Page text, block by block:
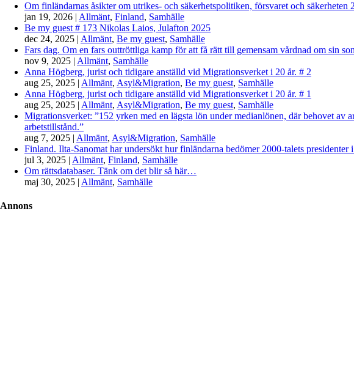
Om finländarnas åsikter om utrikes- och säkerhetspolitiken, försvaret och säkerheten
jan 19, 2026 | Allmänt, Finland, Samhälle
Be my guest # 173 Nikolas Laios, Julafton 2025
dec 24, 2025 | Allmänt, Be my guest, Samhälle
Fars dag. Om en fars outtröttliga kamp för att få rätt till gemensam vårdnad om sin
nov 9, 2025 | Allmänt, Samhälle
Anna Högberg, jurist och tidigare anställd vid Migrationsverket i 20 år. # 2
aug 25, 2025 | Allmänt, Asyl&Migration, Be my guest, Samhälle
Anna Högberg, jurist och tidigare anställd vid Migrationsverket i 20 år. # 1
aug 25, 2025 | Allmänt, Asyl&Migration, Be my guest, Samhälle
Migrationsverket: ”152 yrken med en lägsta lön under medianlönen, där behovet
arbetstillstånd.”
aug 7, 2025 | Allmänt, Asyl&Migration, Samhälle
Finland. Ilta-Sanomat har undersökt hur finländarna bedömer 2000-talets presidenter
jul 3, 2025 | Allmänt, Finland, Samhälle
Om rättsdatabaser. Tänk om det blir så här…
maj 30, 2025 | Allmänt, Samhälle
Annons